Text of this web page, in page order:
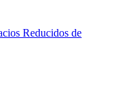
Reducidos de